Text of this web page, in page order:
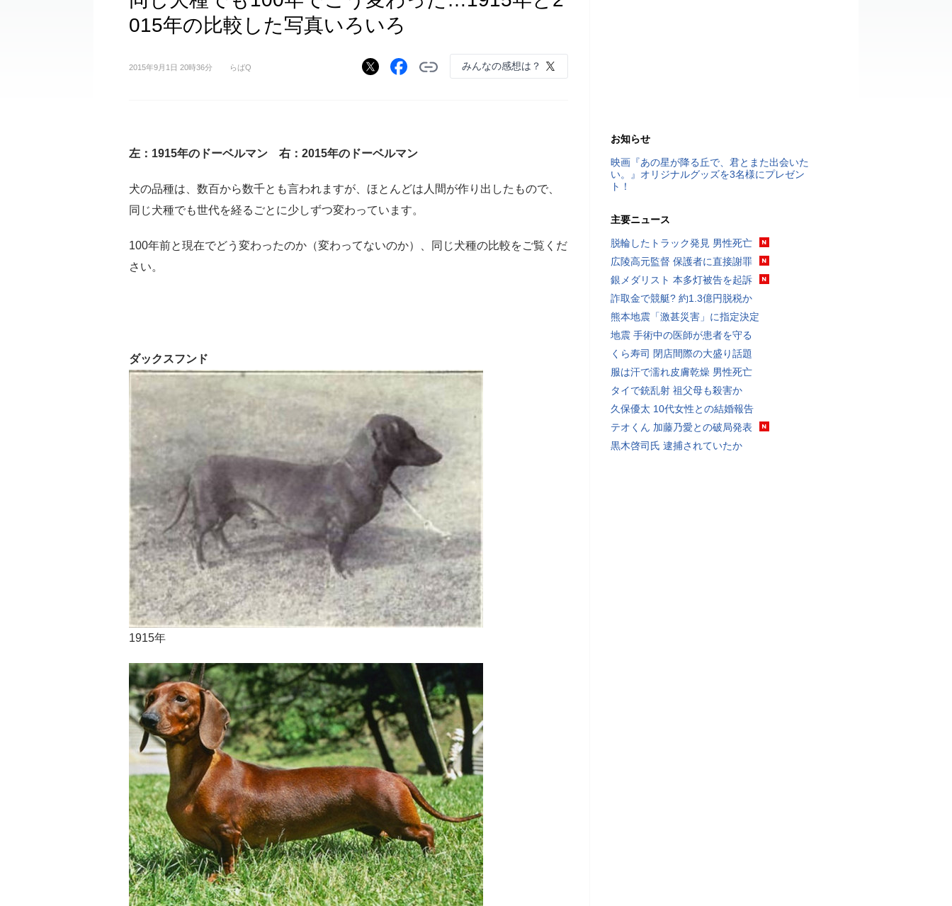
015年の比較した写真いろいろ
2015年9月1日 20時36分 らばQ みんなの感想は？
左：1915年のドーベルマン 右：2015年のドーベルマン
犬の品種は、数百から数千とも言われますが、ほとんどは人間が作り出したもので、
同じ犬種でも世代を経るごとに少しずつ変わっています。
100年前と現在でどう変わったのか（変わってないのか）、同じ犬種の比較をご覧くだ
さい。
ダックスフンド
1915年
お知らせ
映画『あの星が降る丘で、君とまた出会いた
い。』オリジナルグッズを3名様にプレゼン
ト！
主要ニュース
脱輪したトラック発見 男性死亡
広陵高元監督 保護者に直接謝罪
銀メダリスト 本多灯被告を起訴
詐取金で競艇? 約1.3億円脱税か
熊本地震「激甚災害」に指定決定
地震 手術中の医師が患者を守る
くら寿司 閉店間際の大盛り話題
服は汗で濡れ皮膚乾燥 男性死亡
タイで銃乱射 祖父母も殺害か
久保優太 10代女性との結婚報告
テオくん 加藤乃愛との破局発表
黒木啓司氏 逮捕されていたか